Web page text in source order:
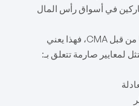
في أسواق رأس المال
عندما يصبح الوسيط منظمًا من قبل CMA، فهذا يعني
لمعايير صارمة تتعلق بـ: